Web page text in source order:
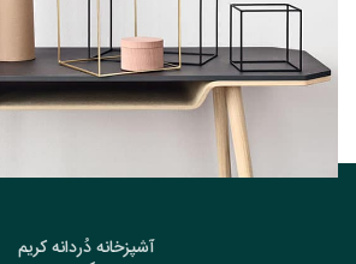
Leo uteu ullamcorperآشپزخانه دُردانه کریم